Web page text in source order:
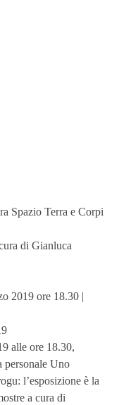
Spazio Terra e Corpi
di Gianluca
2019 ore 18.30 |
alle ore 18.30,
personale Uno
l’esposizione è la
a cura di